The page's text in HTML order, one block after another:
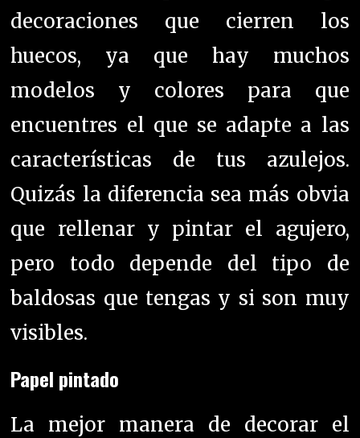
decoraciones que cierren los
huecos, ya que hay muchos
modelos y colores para que
encuentres el que se adapte a las
características de tus azulejos.
Quizás la diferencia sea más obvia
que rellenar y pintar el agujero,
pero todo depende del tipo de
baldosas que tengas y si son muy
visibles.
Papel pintado
La mejor manera de decorar el